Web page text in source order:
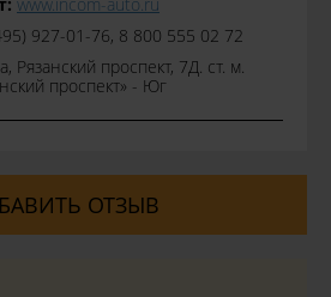
927-01-76, 8 800 555 02 72
Рязанский проспект, 7Д. ст. м.
проспект» - Юг
ОТЗЫВ